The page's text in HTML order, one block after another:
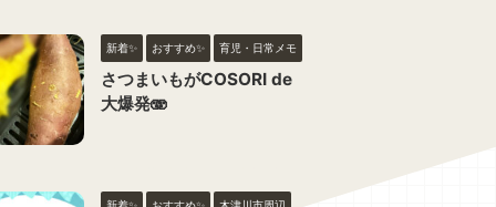
新着✨ おすすめ✨ 育児・日常メモ
さつまいもがCOSORI de
大爆発🫨